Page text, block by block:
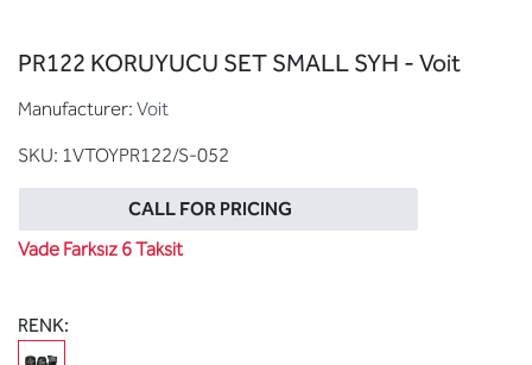
PR122 KORUYUCU SET SMALL SYH - Voit
Manufacturer: Voit
SKU: 1VTOYPR122/S-052
CALL FOR PRICING
Vade Farksız 6 Taksit
RENK: